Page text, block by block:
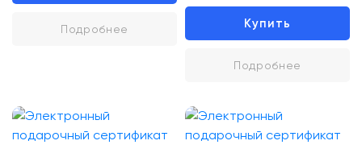
Подробнее Купить
Подробнее